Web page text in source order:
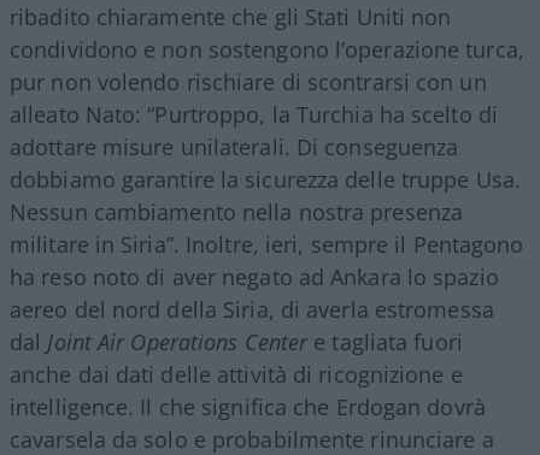
ribadito chiaramente che gli Stati Uniti non
condividono e non sostengono l’operazione turca,
pur non volendo rischiare di scontrarsi con un
alleato Nato: “Purtroppo, la Turchia ha scelto di
adottare misure unilaterali. Di conseguenza
dobbiamo garantire la sicurezza delle truppe Usa.
Nessun cambiamento nella nostra presenza
militare in Siria”. Inoltre, ieri, sempre il Pentagono
ha reso noto di aver negato ad Ankara lo spazio
aereo del nord della Siria, di averla estromessa
dal Joint Air Operations Centere tagliata fuori
anche dai dati delle attività di ricognizione e
intelligence. Il che significa che Erdogan dovrà
cavarsela da solo e probabilmente rinunciare a